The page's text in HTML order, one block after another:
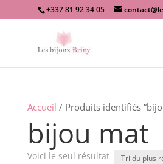
+337 81 92 34 05
Accueil / Produits identifiés
bijou mat
Voici le seul résultat